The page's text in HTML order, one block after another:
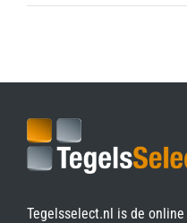
Tegelsselect.nl is de